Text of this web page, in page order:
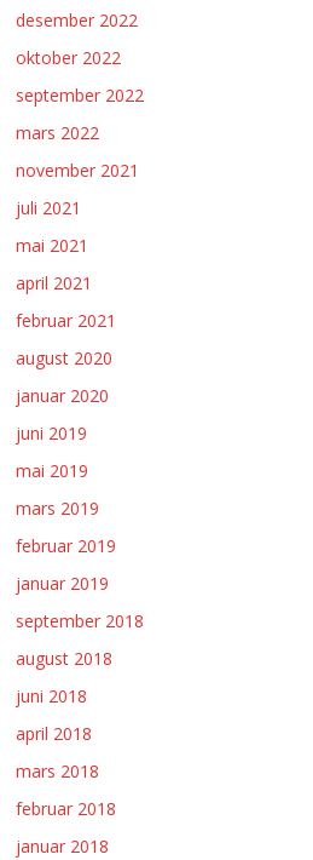
desember 2022
oktober 2022
september 2022
mars 2022
november 2021
juli 2021
mai 2021
april 2021
februar 2021
august 2020
januar 2020
juni 2019
mai 2019
mars 2019
februar 2019
januar 2019
september 2018
august 2018
juni 2018
april 2018
mars 2018
februar 2018
januar 2018